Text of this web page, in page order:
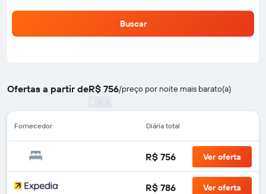
Buscar
Ofertas a partir deR$ 756/preço por noite mais barato(a)
Fornecedor Diária total
R$ 756 Ver oferta
R$ 786 Ver oferta